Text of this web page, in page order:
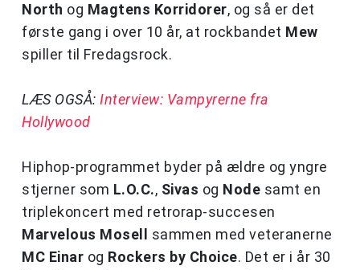
North og Magtens Korridorer, og så er det
første gang i over 10 år, at rockbandet Mew
spiller til Fredagsrock.
LÆS OGSÅ: Interview: Vampyrerne fra
Hollywood
Hiphop-programmet byder på ældre og yngre
stjerner som L.O.C., Sivas og Node samt en
triplekoncert med retrorap-succesen
Marvelous Mosell
sammen med veteranerne
MC Einar og Rockers by Choice. Det er i år 30